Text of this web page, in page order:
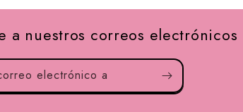
a nuestros correos electrónicos
electrónico a